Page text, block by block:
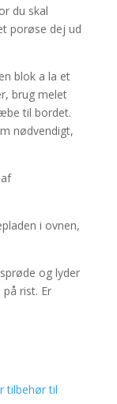
du skal
porøse dej ud
blok a la et
brug melet
til bordet.
nødvendigt,
i ovnen,
og lyder
rist. Er